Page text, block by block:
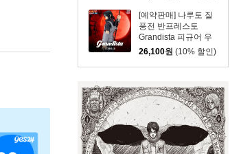
[예약판매] 나루토 질
풍전 반프레스토
Grandista 피규어 우
치하 이타치 2
26,100원 (10% 할인)